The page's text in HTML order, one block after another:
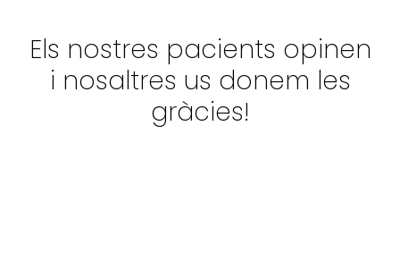
Els nostres pacients opinen
i nosaltres us donem les
gràcies!